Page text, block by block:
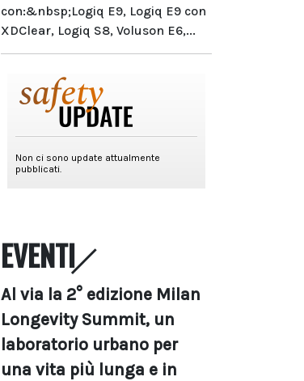
con:&nbsp;Logiq E9, Logiq E9 con
XDClear, Logiq S8, Voluson E6,...
EVENTI
Al via la 2° edizione Milan
Longevity Summit, un
laboratorio urbano per
una vita più lunga e in